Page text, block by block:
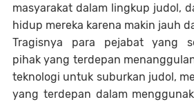
masyarakat dalam lingkup judol,
hidup mereka karena makin jauh
Tragisnya para pejabat yang
pihak yang terdepan
teknologi untuk suburkan judol,
yang terdepan dalam